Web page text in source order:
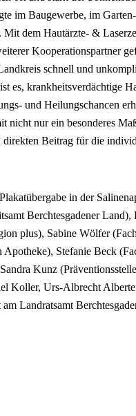
im Baugewerbe, im
dem Hautärzte- &
Kooperationspartner
schnell und
es, krankheitsverdächtige
und Heilungschancen
nicht nur ein besonderes
direkten Beitrag für die
Plakatübergabe in der
Berchtesgadener Land),
plus), Sabine Wölfer
Stefanie Beck
Kunz
Koller, Urs-Albrecht
Landratsamt